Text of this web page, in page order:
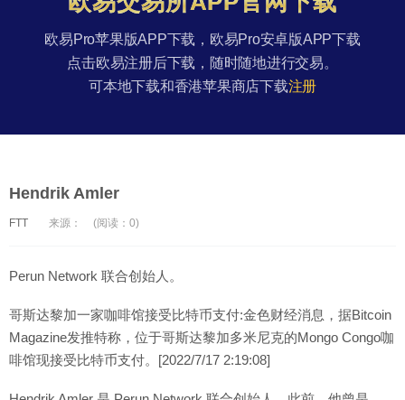
欧易Pro苹果版APP下载，欧易Pro安卓版APP下载
点击欧易注册后下载，随时随地进行交易。
可本地下载和香港苹果商店下载注册
Hendrik Amler
FTT 来源： (阅读：0)
Perun Network 联合创始人。
哥斯达黎加一家咖啡馆接受比特币支付:金色财经消息，据Bitcoin
Magazine发推特称，位于哥斯达黎加多米尼克的Mongo Congo咖
啡馆现接受比特币支付。[2022/7/17 2:19:08]